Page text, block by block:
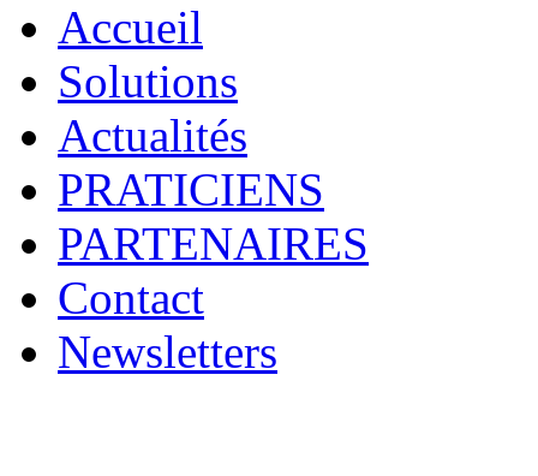
Accueil
Solutions
Actualités
PRATICIENS
PARTENAIRES
Contact
Newsletters